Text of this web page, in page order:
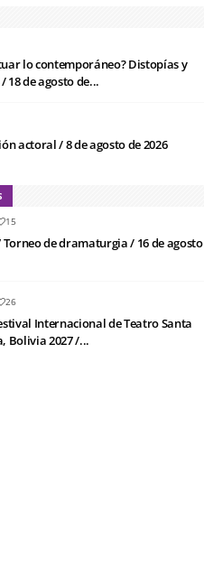
lo contemporáneo? Distopías y
18 de agosto de...
actoral / 8 de agosto de 2026
15
de dramaturgia / 16 de agosto
26
Internacional de Teatro Santa
Bolivia 2027 /...